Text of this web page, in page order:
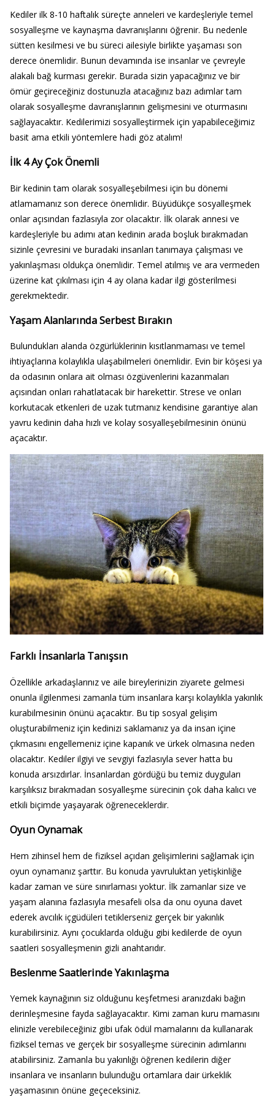
Kediler ilk 8-10 haftalık süreçte anneleri ve kardeşleriyle temel
sosyalleşme ve kaynaşma davranışlarını öğrenir. Bu nedenle
sütten kesilmesi ve bu süreci ailesiyle birlikte yaşaması son
derece önemlidir. Bunun devamında ise insanlar ve çevreyle
alakalı bağ kurması gerekir. Burada sizin yapacağınız ve bir
ömür geçireceğiniz dostunuzla atacağınız bazı adımlar tam
olarak sosyalleşme davranışlarının gelişmesini ve oturmasını
sağlayacaktır. Kedilerimizi sosyalleştirmek için yapabileceğimiz
basit ama etkili yöntemlere hadi göz atalım!
İlk 4 Ay Çok Önemli
Bir kedinin tam olarak sosyalleşebilmesi için bu dönemi
atlamamanız son derece önemlidir. Büyüdükçe sosyalleşmek
onlar açısından fazlasıyla zor olacaktır. İlk olarak annesi ve
kardeşleriyle bu adımı atan kedinin arada boşluk bırakmadan
sizinle çevresini ve buradaki insanları tanımaya çalışması ve
yakınlaşması oldukça önemlidir. Temel atılmış ve ara vermeden
üzerine kat çıkılması için 4 ay olana kadar ilgi gösterilmesi
gerekmektedir.
Yaşam Alanlarında Serbest Bırakın
Bulundukları alanda özgürlüklerinin kısıtlanmaması ve temel
ihtiyaçlarına kolaylıkla ulaşabilmeleri önemlidir. Evin bir köşesi ya
da odasının onlara ait olması özgüvenlerini kazanmaları
açısından onları rahatlatacak bir harekettir. Strese ve onları
korkutacak etkenleri de uzak tutmanız kendisine garantiye alan
yavru kedinin daha hızlı ve kolay sosyalleşebilmesinin önünü
açacaktır.
Farklı İnsanlarla Tanışsın
Özellikle arkadaşlarınız ve aile bireylerinizin ziyarete gelmesi
onunla ilgilenmesi zamanla tüm insanlara karşı kolaylıkla yakınlık
kurabilmesinin önünü açacaktır. Bu tip sosyal gelişim
oluşturabilmeniz için kedinizi saklamanız ya da insan içine
çıkmasını engellemeniz içine kapanık ve ürkek olmasına neden
olacaktır. Kediler ilgiyi ve sevgiyi fazlasıyla sever hatta bu
konuda arsızdırlar. İnsanlardan gördüğü bu temiz duyguları
karşılıksız bırakmadan sosyalleşme sürecinin çok daha kalıcı ve
etkili biçimde yaşayarak öğreneceklerdir.
Oyun Oynamak
Hem zihinsel hem de fiziksel açıdan gelişimlerini sağlamak için
oyun oynamanız şarttır. Bu konuda yavruluktan yetişkinliğe
kadar zaman ve süre sınırlaması yoktur. İlk zamanlar size ve
yaşam alanına fazlasıyla mesafeli olsa da onu oyuna davet
ederek avcılık içgüdüleri tetiklerseniz gerçek bir yakınlık
kurabilirsiniz. Aynı çocuklarda olduğu gibi kedilerde de oyun
saatleri sosyalleşmenin gizli anahtarıdır.
Beslenme Saatlerinde Yakınlaşma
Yemek kaynağının siz olduğunu keşfetmesi aranızdaki bağın
derinleşmesine fayda sağlayacaktır. Kimi zaman kuru mamasını
elinizle verebileceğiniz gibi ufak ödül mamalarını da kullanarak
fiziksel temas ve gerçek bir sosyalleşme sürecinin adımlarını
atabilirsiniz. Zamanla bu yakınlığı öğrenen kedilerin diğer
insanlara ve insanların bulunduğu ortamlara dair ürkeklik
yaşamasının önüne geçeceksiniz.